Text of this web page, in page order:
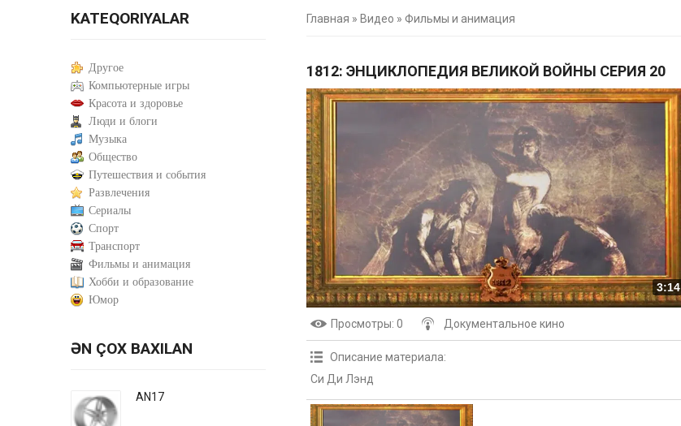
Главная » Видео » Фильмы и анимация
1812: ЭНЦИКЛОПЕДИЯ ВЕЛИКОЙ ВОЙНЫ СЕРИЯ 20
3:14
Просмотры: 0 Документальное кино
Описание материала:
Си Ди Лэнд
KATEQORIYALAR
Другое
Компьютерные игры
Красота и здоровье
Люди и блоги
Музыка
Общество
Путешествия и события
Развлечения
Сериалы
Спорт
Транспорт
Фильмы и анимация
Хобби и образование
Юмор
ƏN ÇOX BAXILAN
AN17